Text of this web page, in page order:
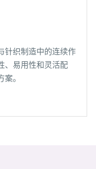
针织制造中的连续作
、易用性和灵活配
。